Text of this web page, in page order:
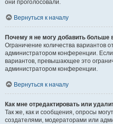
они проголосовали.
Вернуться к началу
Почему я не могу добавить больше
Ограничение количества вариантов
администратором конференции.
вариантов, превышающее это
администратором конференции.
Вернуться к началу
Как мне отредактировать или
Так же, как и сообщения, опросы
создателями, модераторами или